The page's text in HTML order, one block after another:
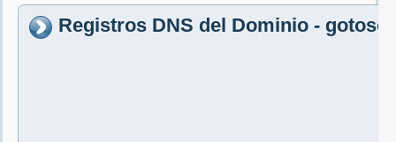
Registros DNS del Dominio -